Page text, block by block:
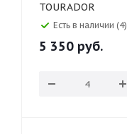
TOURADOR
Есть в наличии (4)
5 350 руб.